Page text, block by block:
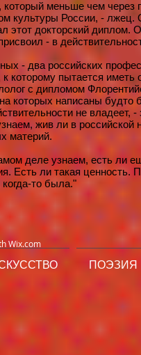
который меньше чем через
культуры России, -
этот докторский
- в
- два российских
к которому пытается
с дипломом
которых написаны
не владеет,
жив ли в российской
материй.
деле узнаем, есть ли
Есть ли такая ценность.
когда-то была."
Wix.com
ПОЭЗИЯ